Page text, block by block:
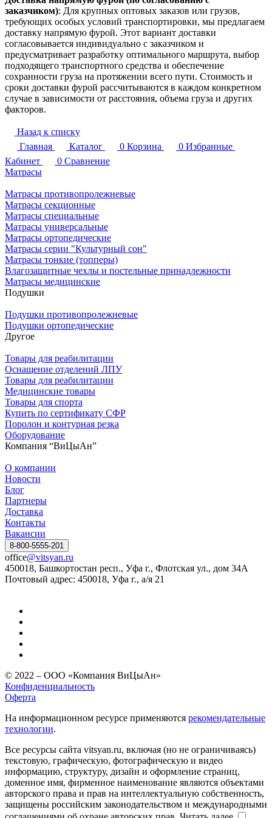
заказчиком): Для крупных оптовых заказов или грузов,
требующих особых условий транспортировки, мы предлагаем
доставку напрямую фурой. Этот вариант доставки
согласовывается индивидуально с заказчиком и
предусматривает разработку оптимального маршрута, выбор
подходящего транспортного средства и обеспечение
сохранности груза на протяжении всего пути. Стоимость и
сроки доставки фурой рассчитываются в каждом конкретном
случае в зависимости от расстояния, объема груза и других
факторов.
Назад к списку
Главная
Каталог 0 Корзина 0 Избранные
Кабинет
0 Сравнение
Матрасы
Матрасы противопролежневые
Матрасы секционные
Матрасы специальные
Матрасы универсальные
Матрасы ортопедические
Матрасы серии "Культурный сон"
Матрасы тонкие (топперы)
Влагозащитные чехлы и постельные принадлежности
Матрасы медицинские
Подушки
Подушки противопролежневые
Подушки ортопедические
Другое
Товары для реабилитации
Оснащение отделений ЛПУ
Товары для реабилитации
Медицинские товары
Товары для спорта
Купить по сертификату СФР
Поролон и контурная резка
Оборудование
Компания “ВиЦыАн”
О компании
Новости
Блог
Партнеры
Доставка
Контакты
Вакансии
8-800-5555-201
office@vitsyan.ru
450018, Башкортостан респ., Уфа г., Флотская ул., дом 34А
Почтовый адрес: 450018, Уфа г., а/я 21
© 2022 – ООО «Компания ВиЦыАн»
Конфиденциальность
Оферта
На информационном ресурсе применяются рекомендательные
технологии.
Все ресурсы сайта vitsyan.ru, включая (но не ограничиваясь)
текстовую, графическую, фотографическую и видео
информацию, структуру, дизайн и оформление страниц,
доменное имя, фирменное наименование являются объектами
авторского права и прав на интеллектуальную собственность,
защищены российским законодательством и международными